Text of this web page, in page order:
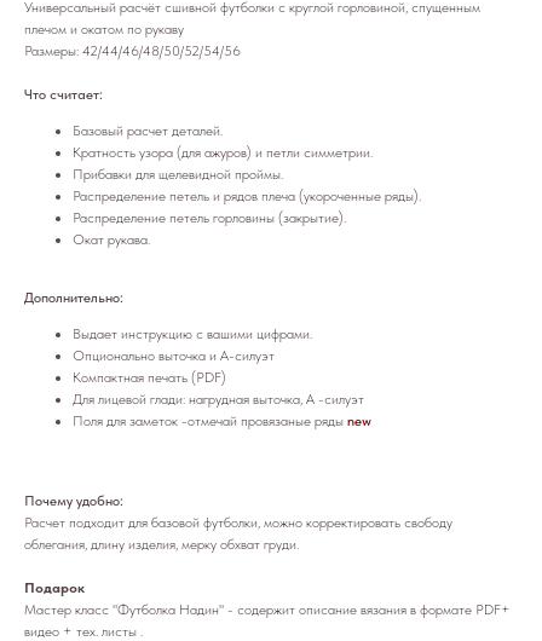
Универсальный расчёт сшивной футболки с круглой горловиной, спущенным
плечом и окатом по рукаву
Размеры: 42/44/46/48/50/52/54/56
Что считает:
Базовый расчет деталей.
Кратность узора (для ажуров) и петли симметрии.
Прибавки для щелевидной проймы.
Распределение петель и рядов плеча (укороченные ряды).
Распределение петель горловины (закрытие).
Окат рукава.
Дополнительно:
Выдает инструкцию с вашими цифрами.
Опционально выточка и А-силуэт
Компактная печать (PDF)
Для лицевой глади: нагрудная выточка, А -силуэт
Поля для заметок -отмечай провязаные ряды new
Почему удобно:
Расчет подходит для базовой футболки, можно корректировать свободу
облегания, длину изделия, мерку обхват груди.
Подарок
Мастер класс "Футболка Надин" - содержит описание вязания в формате PDF+
видео + тех. листы .